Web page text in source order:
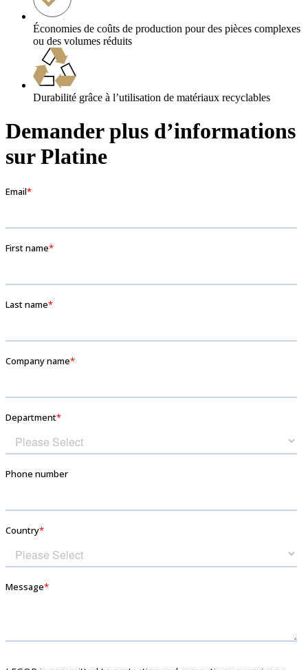
Économies de coûts de production pour des pièces complexes
ou des volumes réduits
Durabilité grâce à l’utilisation de matériaux recyclables
Demander plus d’informations
sur Platine